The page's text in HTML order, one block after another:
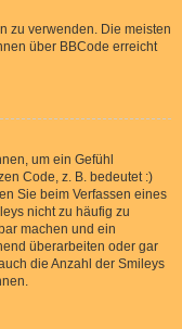
zu verwenden. Die meisten
über BBCode erreicht
um ein Gefühl
Code, z. B. bedeutet :)
Sie beim Verfassen eines
nicht zu häufig zu
machen und ein
überarbeiten oder gar
die Anzahl der Smileys